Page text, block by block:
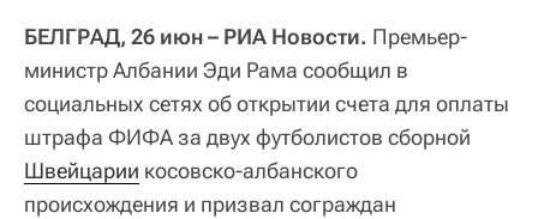
БЕЛГРАД, 26 июн – РИА Новости. Премьер-
министр Албании Эди Рама сообщил в
социальных сетях об открытии счета для оплаты
штрафа ФИФА за двух футболистов сборной
Швейцарии косовско-албанского
происхождения и призвал сограждан